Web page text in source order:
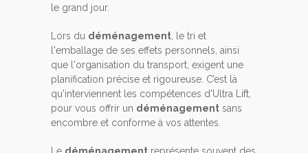
le grand jour.
Lors du déménagement , le tri et
l'emballage de ses effets personnels, ainsi
que l'organisation du transport, exigent une
planification précise et rigoureuse. C’est là
qu'interviennent les compétences d'Ultra Lift,
pour vous offrir un déménagement sans
encombre et conforme à vos attentes.